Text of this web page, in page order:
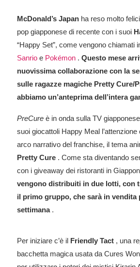
McDonald’s Japan ha reso molto
pop giapponese di recente con i suoi
“Happy Set”, come vengono chiamati
Sanrio e Pokémon . Questo mese
nuovissima collaborazione con la
sulle ragazze magiche Pretty Cure/
abbiamo un’anteprima dell’intera
PreCure è in onda sulla TV
suoi giocattoli Happy Meal
arco narrativo del franchise, il tema
Pretty Cure . Come sta diventando
con i giveaway dei ristoranti in
vengono distribuiti in due lotti, con
il primo gruppo, che sarà in vendita
settimana.
Per iniziare c’è il Friendly Tact , una
bacchetta magica usata da Cures